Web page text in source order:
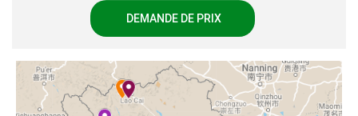
DEMANDE DE PRIX